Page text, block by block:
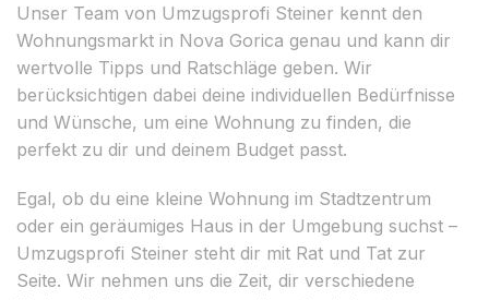
Unser Team von Umzugsprofi Steiner kennt den
Wohnungsmarkt in Nova Gorica genau und kann dir
wertvolle Tipps und Ratschläge geben. Wir
berücksichtigen dabei deine individuellen Bedürfnisse
und Wünsche, um eine Wohnung zu finden, die
perfekt zu dir und deinem Budget passt.
Egal, ob du eine kleine Wohnung im Stadtzentrum
oder ein geräumiges Haus in der Umgebung suchst –
Umzugsprofi Steiner steht dir mit Rat und Tat zur
Seite. Wir nehmen uns die Zeit, dir verschiedene